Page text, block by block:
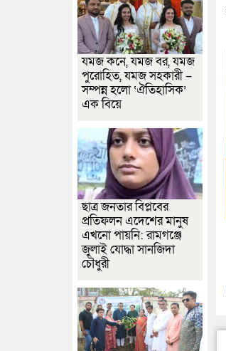
যমজ কনে, যমজ বর, যমজ
পুরোহিত, যমজ সহকারী –
সম্পন্ন হলো ‘ঐতিহাসিক’
এক বিয়ে
ছাত্র জনতার বিপ্লবের
প্রতিফলন এদেশের মানুষ
এখনো পায়নি: রামগঞ্জে
জুলাই যোদ্ধা সানজিদা
চৌধুরী